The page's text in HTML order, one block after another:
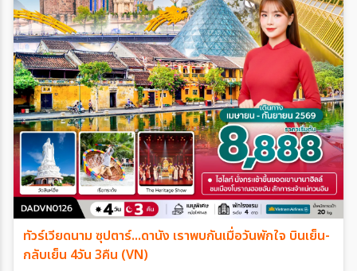
ทัวร์เวียดนาม ซุปตาร์...ดานัง เราพบกันเมื่อวันพักใจ บินเย็น-
กลับเย็น 4วัน 3คืน (VN)